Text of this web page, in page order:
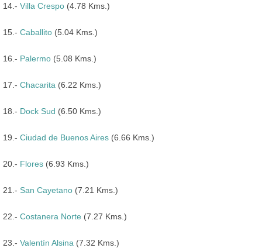
14.- Villa Crespo (4.78 Kms.)
15.- Caballito (5.04 Kms.)
16.- Palermo (5.08 Kms.)
17.- Chacarita (6.22 Kms.)
18.- Dock Sud (6.50 Kms.)
19.- Ciudad de Buenos Aires (6.66 Kms.)
20.- Flores (6.93 Kms.)
21.- San Cayetano (7.21 Kms.)
22.- Costanera Norte (7.27 Kms.)
23.- Valentín Alsina (7.32 Kms.)